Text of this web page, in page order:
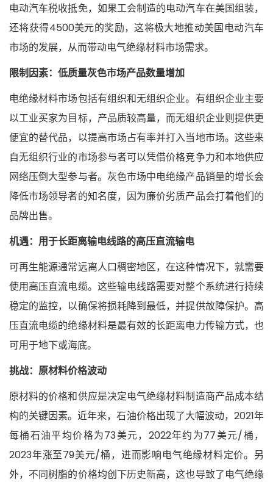
电动汽车税收抵免，如果工会制造的电动汽车在美国组装，
还将获得4500美元的奖励，这将极大地推动美国电动汽车
市场的发展，从而带动电气绝缘材料市场需求。
限制因素：低质量灰色市场产品数量增加
电绝缘材料市场包括有组织和无组织企业。有组织企业主要
以工业买家为目标，产品质较高量，而无组织企业则提供更
便宜的替代品，以提高市场占有率并打入当地市场。这些来
自无组织行业的市场参与者可以凭借价格竞争力和本地供应
网络压倒大型参与者。灰色市场中电绝缘产品销量的增长会
降低市场领导者的知名度，因为廉价劣质产品会打着他们的
品牌出售。
机遇：用于长距离输电线路的高压直流输电
可再生能源通常远离人口稠密地区，在这种情况下，就需要
使用高压直流电缆。这些输电线路需要对整个系统进行持续
稳定的监控，以确保将损耗降到最低，并提供故障保护。高
压直流电缆的绝缘材料是最有效的长距离电力传输方式，也
可用于地下或海底。
挑战：原材料价格波动
原材料的价格和供应是决定电气绝缘材料制造商产品成本结
构的关键因素。近年来，石油价格出现了大幅波动，2021年
每桶石油平均价格为73美元，2022年约为77美元/桶，
2023年涨至79美元/桶，进而影响电气绝缘材料定价。另
外，不同树脂的价格均创下历史新高，这也导致了电气绝缘